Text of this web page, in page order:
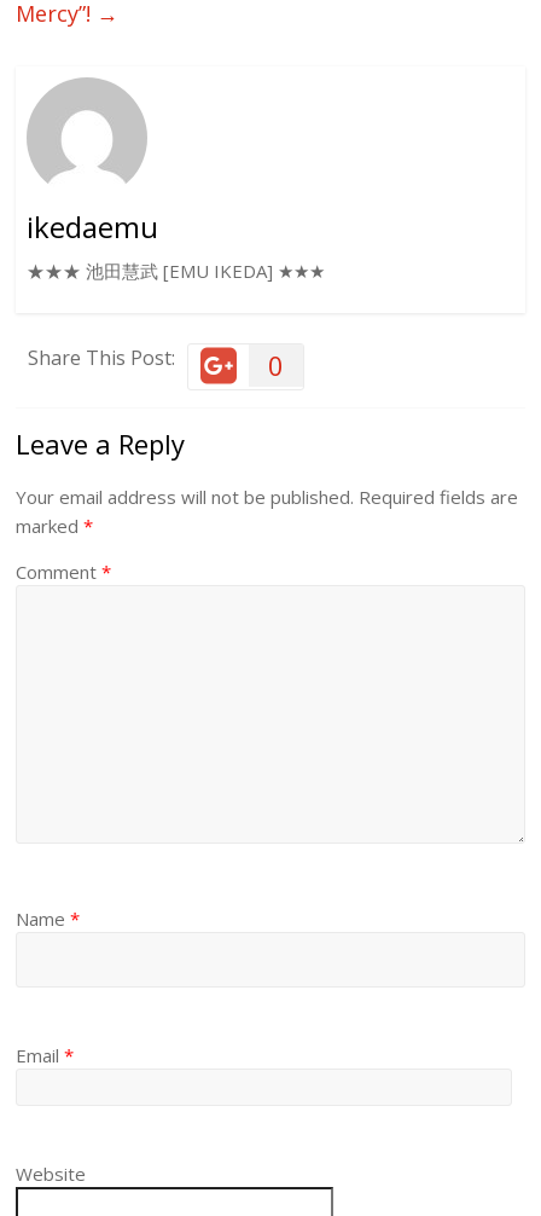
Mercy”! →
ikedaemu
★★★ 池田慧武 [EMU IKEDA] ★★★
Share This Post: 0
Leave a Reply
Your email address will not be published. Required fields are
marked*
Comment*
Name*
Email*
Website